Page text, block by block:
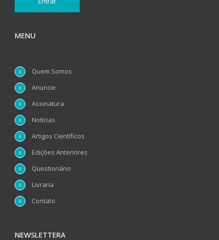
MENU
Quem Somos
Anuncie
Assinatura
Notícias
Artigos Científicos
Edições Anteriores
Questionário
Livraria
Contato
NEWSLETTERA